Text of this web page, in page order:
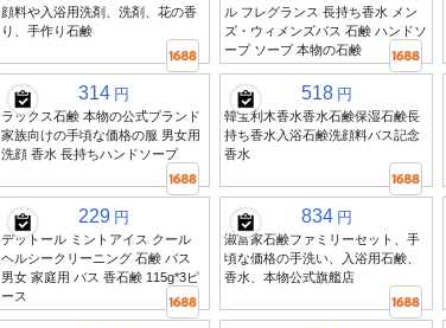
顔料や入浴用洗剤、洗剤、花の香
り、手作り石鹸
ル フレグランス 長持ち香水 メン
ズ・ウィメンズバス 石鹸 ハンドソ
ープ ソープ 本物の石鹸
314 円
ラックス石鹸 本物の公式ブランド
家族向けの手頃な価格の服 男女用
洗顔 香水 長持ちハンドソープ
518 円
韓宝利木香水香水石鹸保湿石鹸長
持ち香水入浴石鹸洗顔料バス記念
香水
229 円
デットール ミントアイス クール
ヘルシークリーニング 石鹸 バス
男女 家庭用 バス 香石鹸 115g*3ピ
ース
834 円
淑富家石鹸ファミリーセット、手
頃な価格の手洗い、入浴用石鹸、
香水、本物公式旗艦店